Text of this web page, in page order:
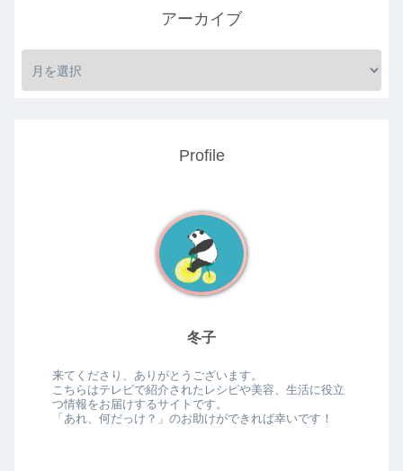
アーカイブ
Profile
冬子
来てくださり、ありがとうございます。
こちらはテレビで紹介されたレシピや美容、生活に役立
つ情報をお届けするサイトです。
「あれ、何だっけ？」のお助けができれば幸いです！